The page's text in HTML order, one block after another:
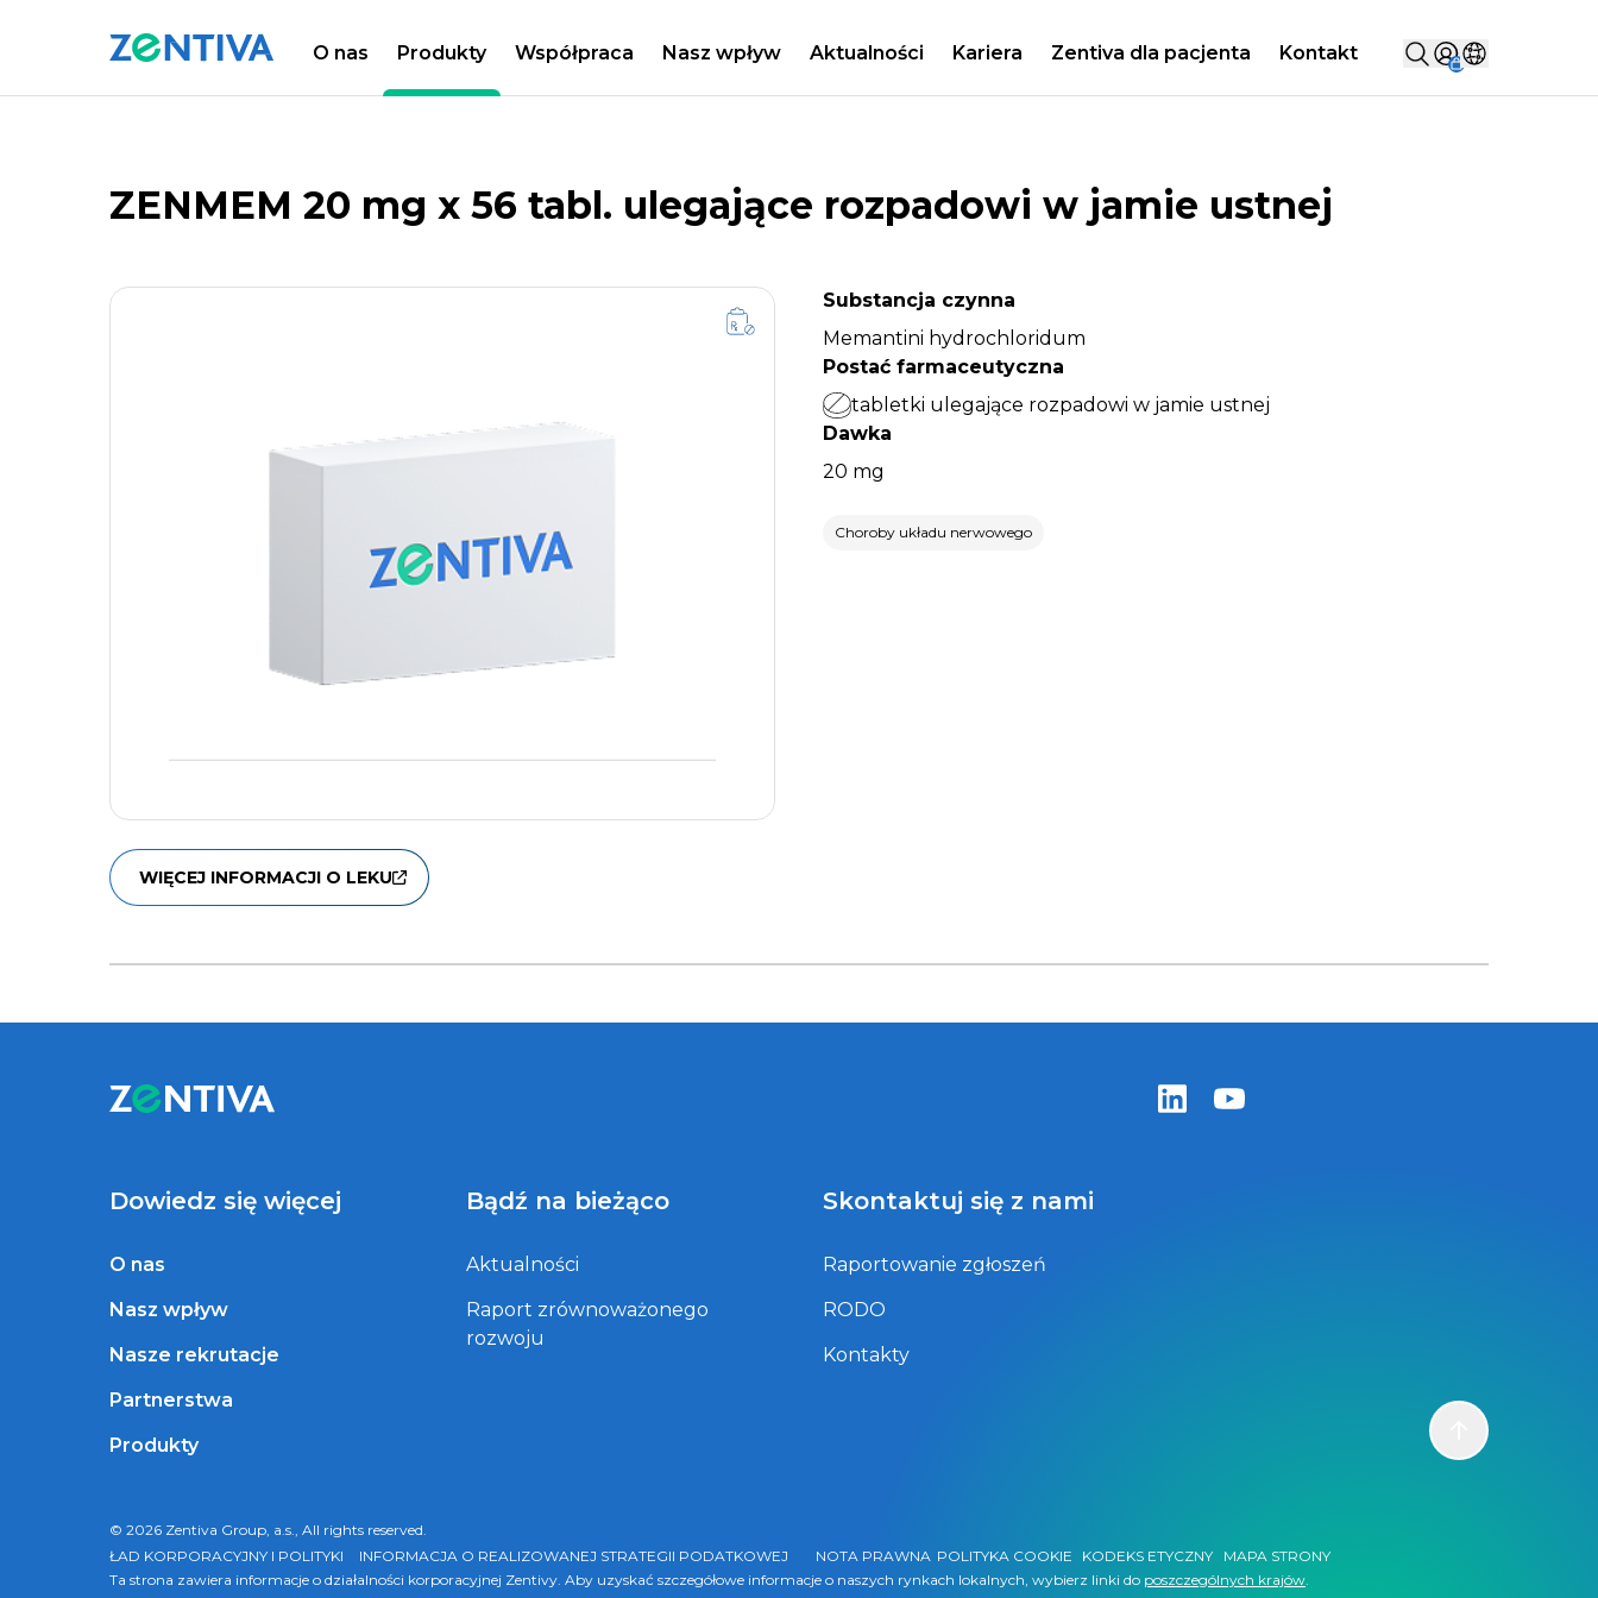
O nas Produkty Współpraca Nasz wpływ Aktualności Kariera Zentiva dla pacjenta Kontakt Szukaj...
Sign inWybierz kraj
ZENMEM 20 mg x 56 tabl. ulegające rozpadowi w jamie ustnej
WIĘCEJ INFORMACJI O LEKU
Substancja czynna
Memantini hydrochloridum
Postać farmaceutyczna
tabletki ulegające rozpadowi w jamie ustnej
Dawka
20 mg
Choroby układu nerwowego
Zentiva LinkedIn
Zentiva YouTube
Dowiedz się więcej
O nas
Nasz wpływ
Nasze rekrutacje
Partnerstwa
Produkty
Bądź na bieżąco
Aktualności
Raport zrównoważonego
rozwoju
Skontaktuj się z nami
Raportowanie zgłoszeń
RODO
Kontakty
Scroll to top
ŁAD KORPORACYJNY I POLITYKI INFORMACJA O REALIZOWANEJ STRATEGII PODATKOWEJ NOTA PRAWNA POLITYKA COOKIE KODEKS ETYCZNY MAPA STRONY
© 2026 Zentiva Group, a.s., All rights reserved.
Ta strona zawiera informacje o działalności korporacyjnej Zentivy. Aby uzyskać szczegółowe informacje o naszych rynkach lokalnych, wybierz linki do poszczególnych krajów.